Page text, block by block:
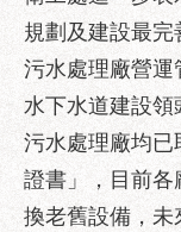
道
路
挖
掘
資
訊
聯
規劃及建設最完
污水處理廠營
水下水道建設
污水處理廠均已
證書」，目前各
換老舊設備，未